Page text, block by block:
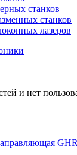
станков
станков
лазеров
и нет